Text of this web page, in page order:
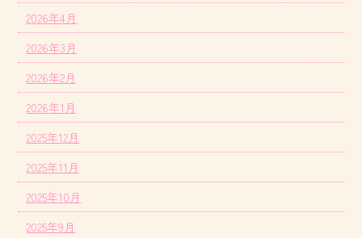
2026年4月
2026年3月
2026年2月
2026年1月
2025年12月
2025年11月
2025年10月
2025年9月